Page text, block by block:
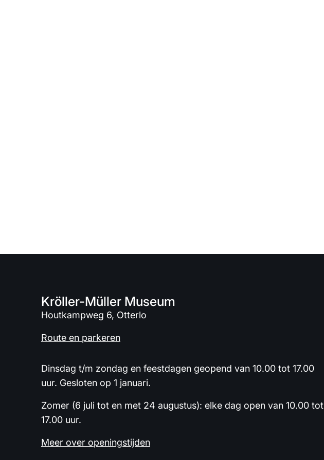
Kröller-Müller Museum
Houtkampweg 6, Otterlo
Route en parkeren
Dinsdag t/m zondag en feestdagen geopend van 10.00 tot 17.00
uur. Gesloten op 1 januari.
Zomer (6 juli tot en met 24 augustus): elke dag open van 10.00 tot
17.00 uur.
Meer over openingstijden